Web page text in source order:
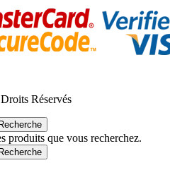
Réservés
Recherche
produits que vous recherchez.
Recherche